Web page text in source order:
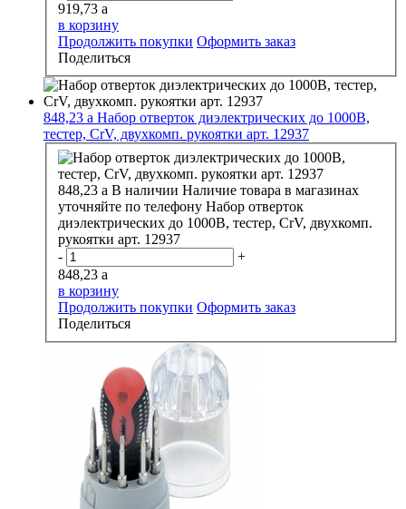
919,73 a
в корзину
Продолжить покупки Оформить заказ
Поделиться
848,23 a Набор отверток диэлектрических до 1000В,
тестер, CrV, двухкомп. рукоятки арт. 12937
848,23 a В наличии Наличие товара в магазинах
уточняйте по телефону Набор отверток
диэлектрических до 1000В, тестер, CrV, двухкомп.
рукоятки арт. 12937
-
+
848,23 a
в корзину
Продолжить покупки Оформить заказ
Поделиться